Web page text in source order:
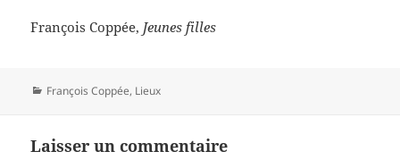
François Coppée, Jeunes filles
Catégories
François Coppée, Lieux
Laisser un commentaire